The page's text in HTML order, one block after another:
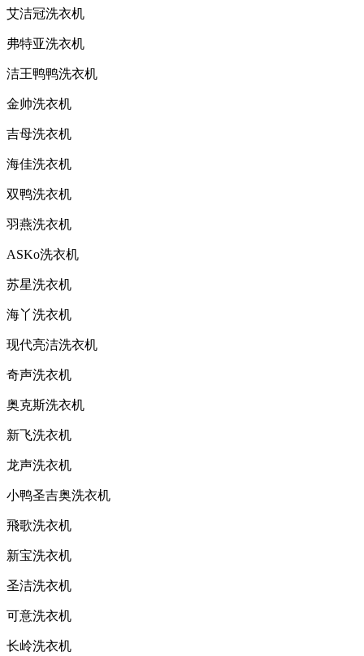
艾洁冠洗衣机
弗特亚洗衣机
洁王鸭鸭洗衣机
金帅洗衣机
吉母洗衣机
海佳洗衣机
双鸭洗衣机
羽燕洗衣机
ASKo洗衣机
苏星洗衣机
海丫洗衣机
现代亮洁洗衣机
奇声洗衣机
奥克斯洗衣机
新飞洗衣机
龙声洗衣机
小鸭圣吉奥洗衣机
飛歌洗衣机
新宝洗衣机
圣洁洗衣机
可意洗衣机
长岭洗衣机